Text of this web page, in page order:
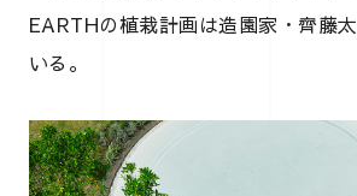
EARTHの植栽計画は造園家・齊藤
いる。